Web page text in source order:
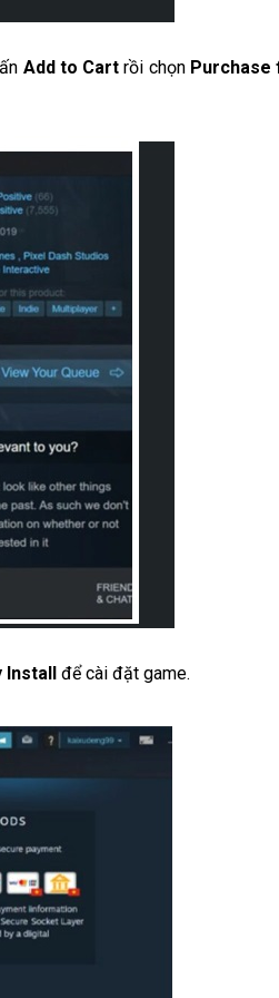
Add to Cart rồi chọn Purchase
Install để cài đặt game.